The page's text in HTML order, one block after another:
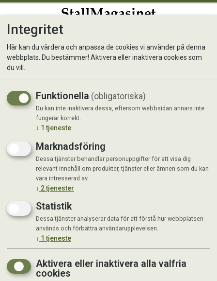
Shires Flughuva Stretch med
öron
Integritet
Här kan du värdera och anpassa de cookies vi använder på denna
webbplats. Du bestämmer! Aktivera eller inaktivera cookies som
du vill.
Funktionella (obligatoriska)
Du kan inte inaktivera dessa, eftersom webbsidan annars inte
fungerar korrekt.
↓ 1 tjeneste
Marknadsföring
Dessa tjänster behandlar personuppgifter för att visa dig
relevant innehåll om produkter, tjänster eller ämnen som du kan
vara intresserad av.
↓ 2tjenester
Statistik
Dessa tjänster analyserar data för att förstå hur webbplatsen
används och förbättra användarupplevelsen.
↓ 1 tjeneste
Aktivera eller inaktivera alla valfria
cookies